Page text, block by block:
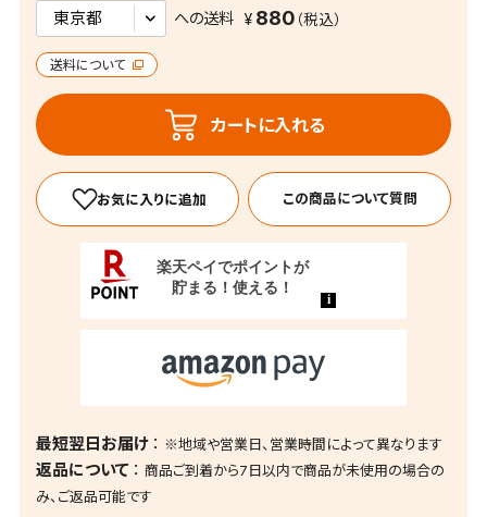
への送料 880
送料について
カートに入れる
この商品について質問
最短翌日お届け ※地域や営業日、営業時間によって異なります
返品について
商品ご到着から7日以内で商品が未使用の場合の
み、ご返品可能です